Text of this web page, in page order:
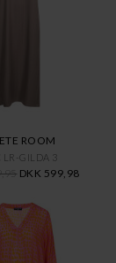
ROOM
LR-GILDA 3
DKK 599,98